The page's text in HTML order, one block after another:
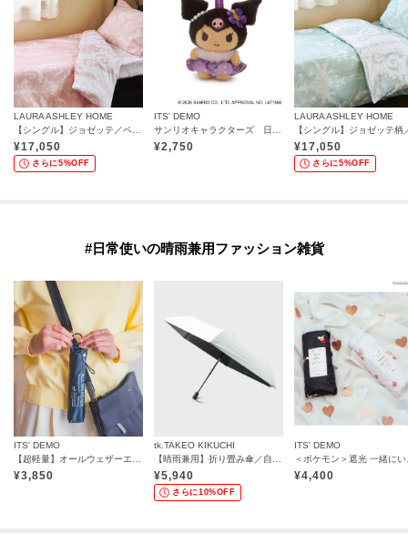
LAURA ASHLEY HOME
【シングル】ジョゼッテ／ペールシクラメン柄 デュベカバー
¥17,050
さらに5%OFF
ITS' DEMO
サンリオキャラクターズ 日焼けレオパードマスコット
¥2,750
LAURA ASHLEY HOME
¥17,050
さらに5%OFF
#日常使いの晴雨兼用ファッション雑貨
ITS' DEMO
¥3,850
tk.TAKEO KIKUCHI
¥5,940
さらに10%OFF
ITS' DEMO
¥4,400